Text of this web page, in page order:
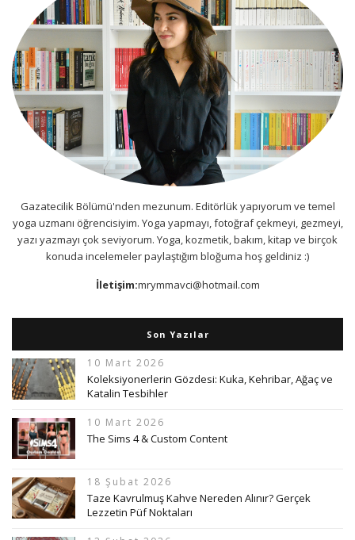
Gazatecilik Bölümü'nden mezunum. Editörlük yapıyorum ve temel
yoga uzmanı öğrencisiyim. Yoga yapmayı, fotoğraf çekmeyi, gezmeyi,
yazı yazmayı çok seviyorum. Yoga, kozmetik, bakım, kitap ve birçok
konuda incelemeler paylaştığım bloğuma hoş geldiniz :)
İletişim:mrymmavci@hotmail.com
Son Yazılar
10 Mart 2026
Koleksiyonerlerin Gözdesi: Kuka, Kehribar, Ağaç ve
Katalin Tesbihler
10 Mart 2026
The Sims 4 & Custom Content
18 Şubat 2026
Taze Kavrulmuş Kahve Nereden Alınır? Gerçek
Lezzetin Püf Noktaları